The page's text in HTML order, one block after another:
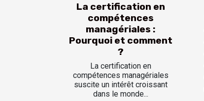
La certification en
compétences
managériales :
Pourquoi et comment
?
La certification en
compétences managériales
suscite un intérêt croissant
dans le monde...